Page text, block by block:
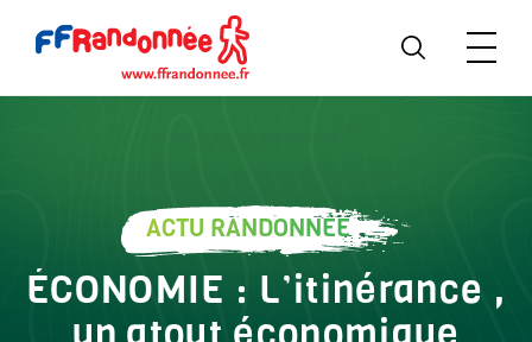
ACTU RANDONNÉE
ÉCONOMIE : L’itinérance ,